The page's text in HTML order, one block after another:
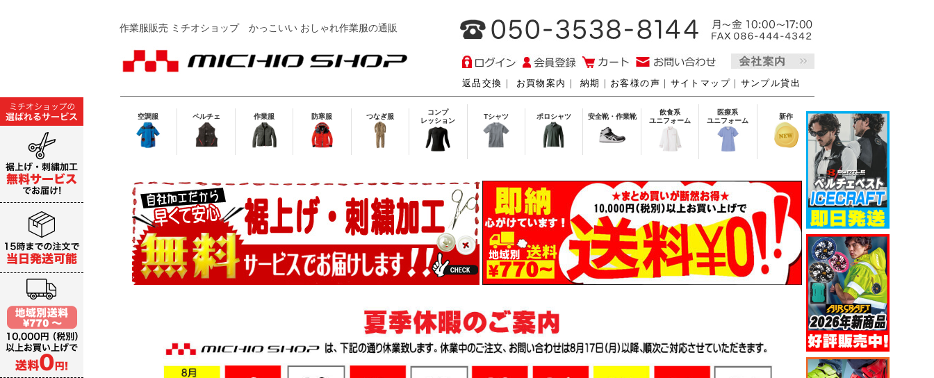
作業服販売 ミチオショップかっこいい おしゃれ作業服の通販
返品交換 ｜ お買物案内 ｜ 納期 ｜ お客様の声 ｜ サイトマップ ｜ サンプル貸出
空調服 ペルチェ 作業服 防寒服 つなぎ服
コンプ
レッション
Tシャツ ポロシャツ 安全靴・作業靴
飲食系
ユニフォーム
医療系
ユニフォーム
新作